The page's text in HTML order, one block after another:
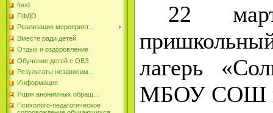
food
ПФДО
Реализация мероприят...
Вместе ради детей
Отдых и оздоровление
Обучение детей с ОВЗ
Результаты независим...
Информация
Ящик анонимных обращ...
Психолого-педагогическое
22
лагерь
МБОУ СОШ